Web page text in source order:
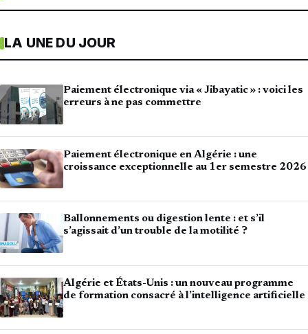
LA UNE DU JOUR
Paiement électronique via « Jibayatic » : voici les
erreurs à ne pas commettre
Paiement électronique en Algérie : une
croissance exceptionnelle au 1er semestre 2026
Ballonnements ou digestion lente : et s’il
s’agissait d’un trouble de la motilité ?
Algérie et États-Unis : un nouveau programme
de formation consacré à l’intelligence artificielle